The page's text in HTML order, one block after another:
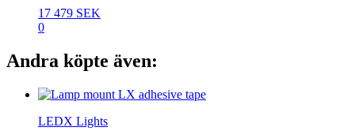
17 479 SEK
0
Andra köpte även:
LEDX Lights